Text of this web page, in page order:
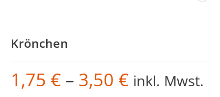
Krönchen
1,75 € – 3,50 €Preisspanne:
1,75 €
bis
inkl. Mwst.